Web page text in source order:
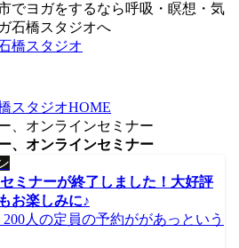
でヨガをするなら呼吸・瞑想・気
石橋スタジオへ
スタジオHOME
、オンラインセミナー
、オンラインセミナー
ミナーが終了しました！大好評
お楽しみに♪
200人の定員の予約ががあっという